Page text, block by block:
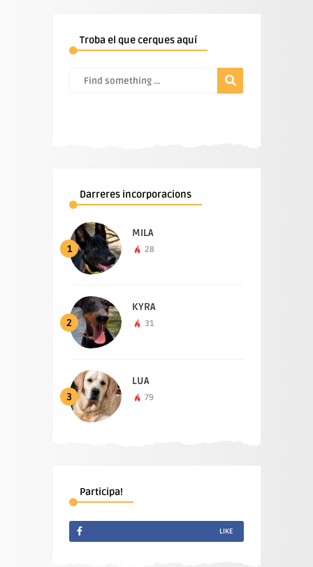
Troba el que cerques aquí
Darreres incorporacions
1
MILA
28
2
KYRA
31
3
LUA
79
Participa!
LIKE